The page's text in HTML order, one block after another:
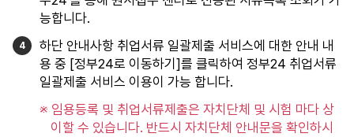
능합니다.
하단 안내사항 취업서류 일괄제출 서비스에 대한 안내 내
용 중 [정부24로 이동하기]를 클릭하여 정부24 취업서류
일괄제출 서비스 이용이 가능 합니다.
※ 임용등록 및 취업서류제출은 자치단체 및 시험 마다 상
이할 수 있습니다. 반드시 자치단체 안내문을 확인하시